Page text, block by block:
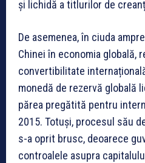
și lichidă a titlurilor de
De asemenea, în ciuda
Chinei în economia globală,
convertibilitate
monedă de rezervă globală
părea pregătită pentru
2015. Totuși, procesul său
s-a oprit brusc, deoarece
controalele asupra